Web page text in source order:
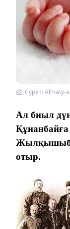
Сурет: Almaty-
Ал биыл
Құнанбайға
отыр.